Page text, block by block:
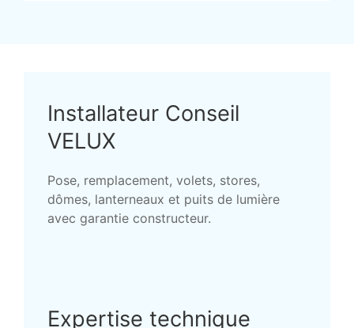
Installateur Conseil
VELUX
Pose, remplacement, volets, stores,
dômes, lanterneaux et puits de lumière
avec garantie constructeur.
Expertise technique